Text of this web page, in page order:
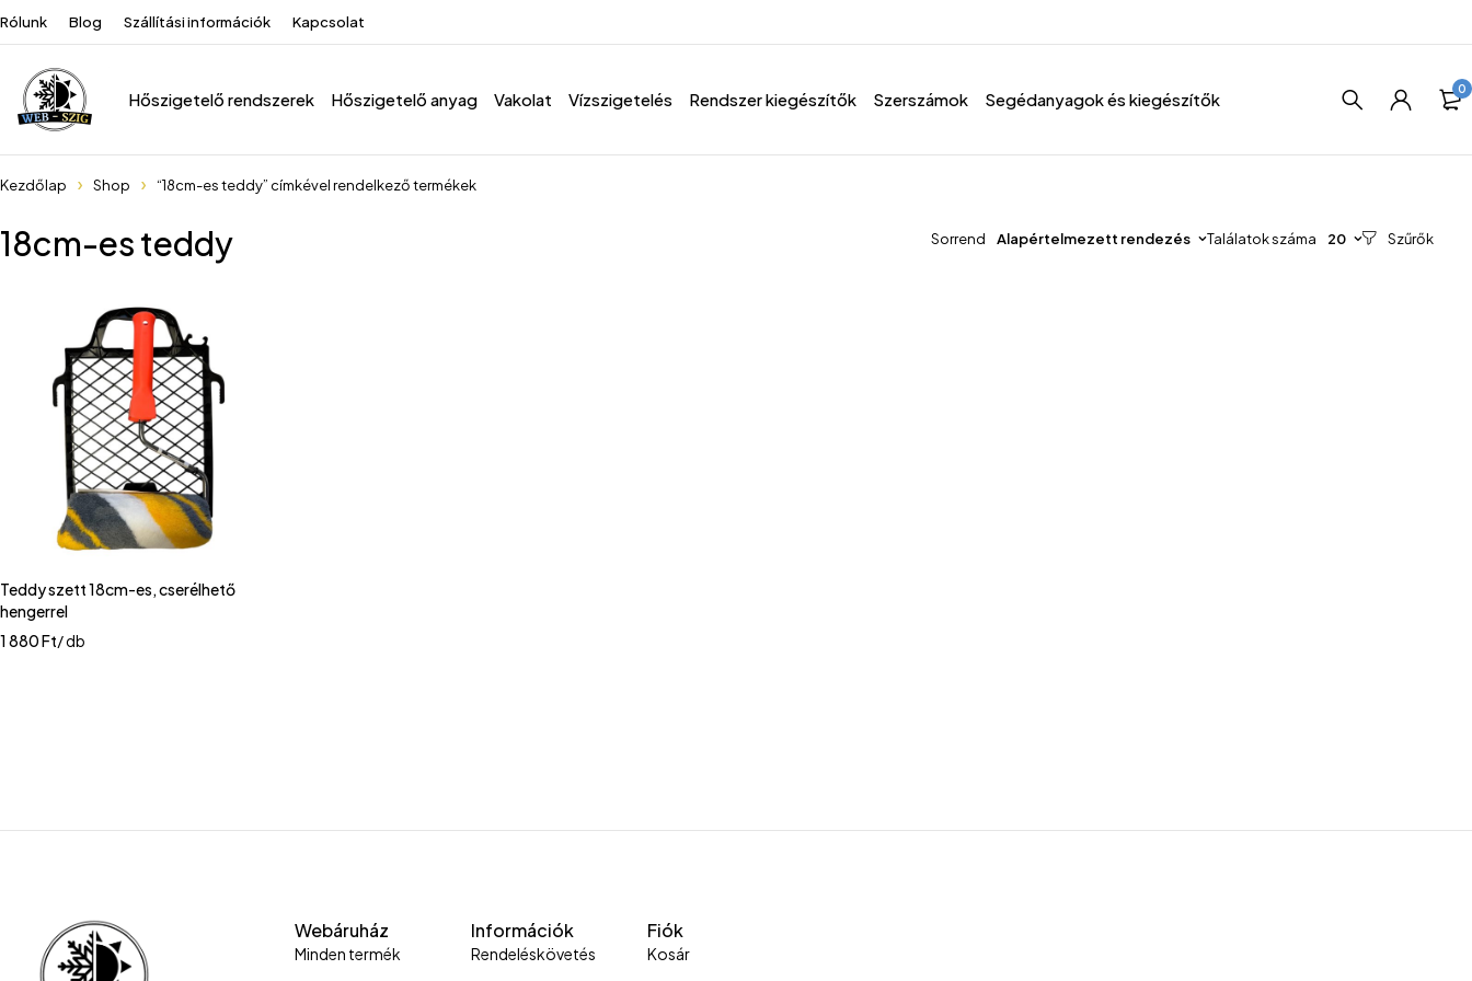
Rólunk Blog Szállítási információk Kapcsolat
Hőszigetelő rendszerek Hőszigetelő anyag Vakolat Vízszigetelés Rendszer kiegészítők Szerszámok Segédanyagok és kiegészítők 0
Kezdőlap Shop “18cm-es teddy” címkével rendelkező termékek
18cm-es teddy Sorrend Alapértelmezett rendezés Találatok száma 20
Teddy szett 18cm-es, cserélhető
hengerrel
1 880Ft/ db
Webáruház
Minden termék
Információk
Rendeléskövetés
Fiók
Kosár